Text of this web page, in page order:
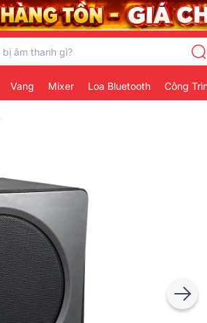
Vang Mixer Loa Bluetooth Công